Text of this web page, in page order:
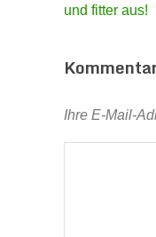
und fitter aus!
Ihre E-Mail-